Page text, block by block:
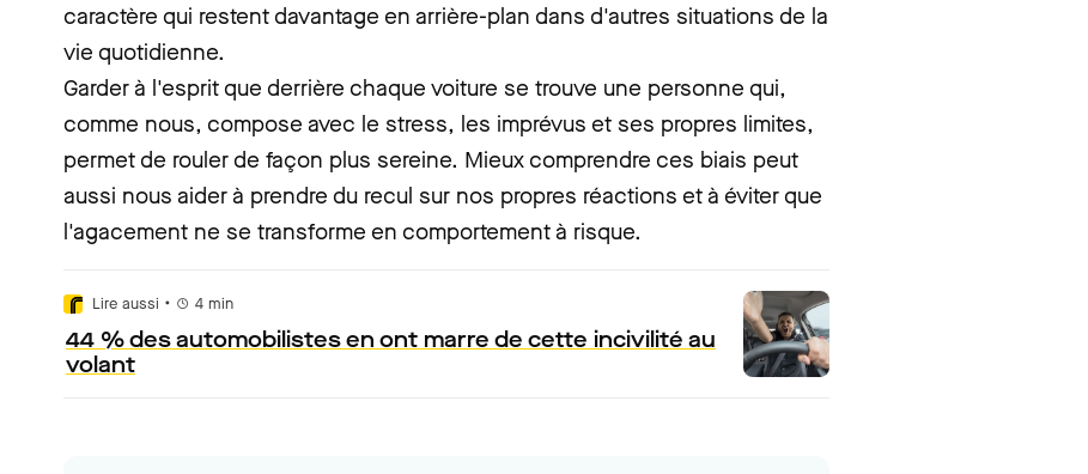
caractère qui restent davantage en arrière-plan dans d'autres situations de la
vie quotidienne.
Garder à l'esprit que derrière chaque voiture se trouve une personne qui,
comme nous, compose avec le stress, les imprévus et ses propres limites,
permet de rouler de façon plus sereine. Mieux comprendre ces biais peut
aussi nous aider à prendre du recul sur nos propres réactions et à éviter que
l'agacement ne se transforme en comportement à risque.
Lire aussi • 4 min
44 % des automobilistes en ont marre de cette incivilité au
volant